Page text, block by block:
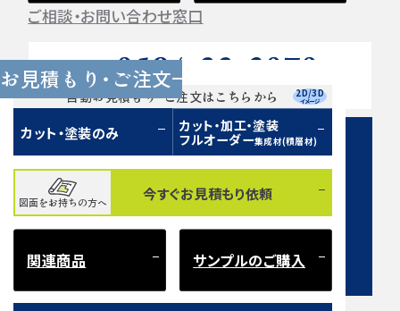
お見積もり・ご注文
自動お見積もり・ご注文はこちらから
カット・塗装のみ
カット・加工・塗装
フルオーダー集成材(積層材)
2D/3D
イメージ
図面をお持ちの方へ 今すぐお見積もり依頼
関連商品 サンプルのご購入
ご相談・お問い合わせ窓口
Tel. 0584-33-2070
営業時間 9:00〜17:00（土日祝 定休）
お問い合わせフォーム